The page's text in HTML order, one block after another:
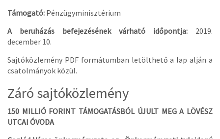
Támogató: Pénzügyminisztérium
A beruházás befejezésének várható időpontja: 2019.
december 10.
Sajtóközlemény PDF formátumban letölthető a lap alján a
csatolmányok közül.
Záró sajtóközlemény
150 MILLIÓ FORINT TÁMOGATÁSBÓL ÚJULT MEG A LÖVÉSZ
UTCAI ÓVODA